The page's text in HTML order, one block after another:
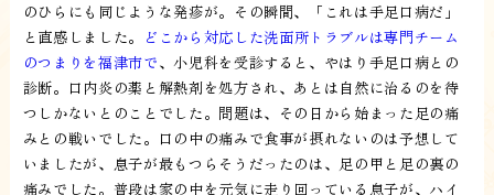
のひらにも同じような発疹が。その瞬間、「これは手足口病だ」
と直感しました。
どこから対応した洗面所トラブルは専門チーム
のつまりを福津市で、小児科を受診すると、やはり手足口病との
診断。口内炎の薬と解熱剤を処方され、あとは自然に治るのを待
つしかないとのことでした。問題は、その日から始まった足の痛
みとの戦いでした。口の中の痛みで食事が摂れないのは予想して
いましたが、息子が最もつらそうだったのは、足の甲と足の裏の
痛みでした。普段は家の中を元気に走り回っている息子が、ハイ